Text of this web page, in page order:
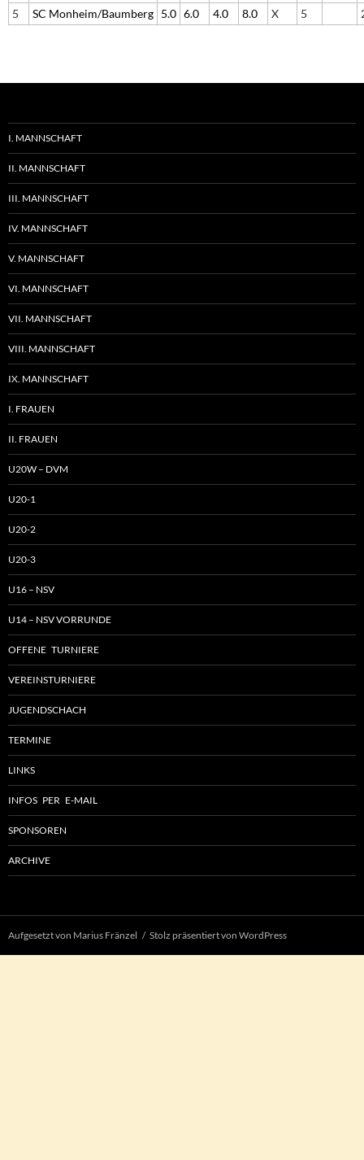
5
SC Monheim/Baumberg 5.0 6.0 4.0 8.0 X 5
I. MANNSCHAFT
II. MANNSCHAFT
III. MANNSCHAFT
IV. MANNSCHAFT
V. MANNSCHAFT
VI. MANNSCHAFT
VII. MANNSCHAFT
VIII. MANNSCHAFT
IX. MANNSCHAFT
I. FRAUEN
II. FRAUEN
U20W – DVM
U20-1
U20-2
U20-3
U16 – NSV
U14 – NSV VORRUNDE
OFFENE TURNIERE
VEREINSTURNIERE
JUGENDSCHACH
TERMINE
LINKS
INFOS PER E-MAIL
SPONSOREN
ARCHIVE
Aufgesetzt von Marius Fränzel Stolz präsentiert von WordPress